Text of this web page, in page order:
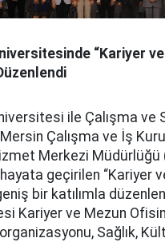
“Kariyer
ile Çalışma ve
Mersin Çalışma ve İş
Merkezi Müdürlüğü
geçirilen “Kariyer
bir katılımla
Kariyer ve Mezun
Sağlık,